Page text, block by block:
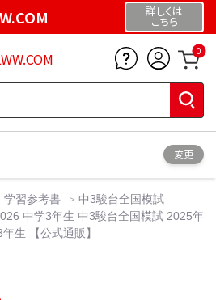
詳しくは
こちら
0
変更
学習参考書
中3駿台全国模試
中学3年生 中3駿台全国模試 2025年
生 【公式通販】